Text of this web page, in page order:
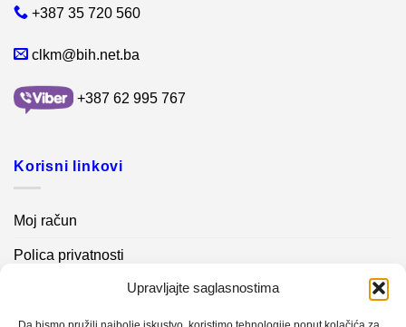
Upravljajte saglasnostima
+387 35 720 560
clkm@bih.net.ba
+387 62 995 767
Korisni linkovi
Moj račun
Polica privatnosti